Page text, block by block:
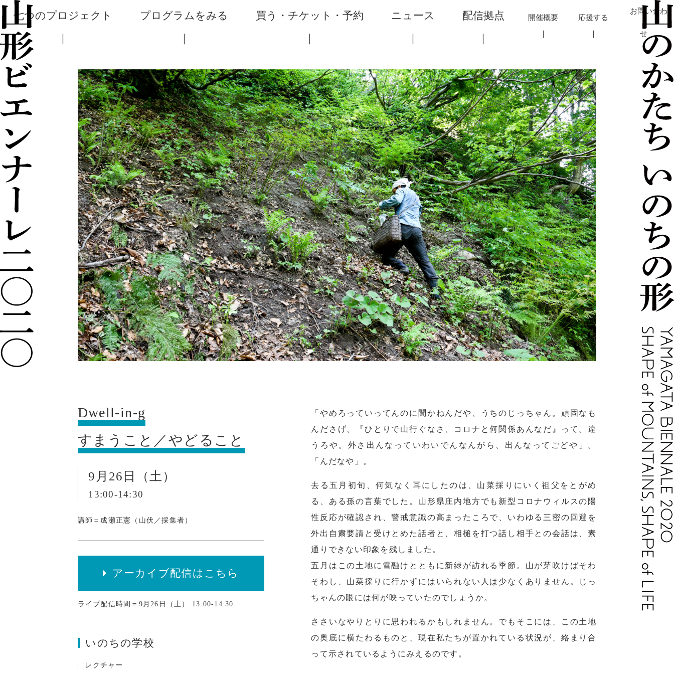
七つのプロジェクト プログラムをみる 買う・チケット・予約 ニュース 配信拠点 開催概要 応援する
お問い合わ
せ
Dwell-in-g
すまうこと／やどること
9月26日（土）
13:00-14:30
講師＝成瀬正憲（山伏／採集者）
アーカイブ配信はこちら
ライブ配信時間＝9月26日（土） 13:00-14:30
いのちの学校
レクチャー
「やめろっていってんのに聞かねんだや、うちのじっちゃん。頑固なも
んださげ、『ひとりで山行ぐなさ、コロナと何関係あんなだ』って。違
うろや。外さ出んなっていわいでんなんがら、出んなってごどや」。
「んだなや」。
去る五月初旬、何気なく耳にしたのは、山菜採りにいく祖父をとがめ
る、ある孫の言葉でした。山形県庄内地方でも新型コロナウィルスの陽
性反応が確認され、警戒意識の高まったころで、いわゆる三密の回避を
外出自粛要請と受けとめた話者と、相槌を打つ話し相手との会話は、素
通りできない印象を残しました。
五月はこの土地に雪融けとともに新緑が訪れる季節。山が芽吹けばそわ
そわし、山菜採りに行かずにはいられない人は少なくありません。じっ
ちゃんの眼には何が映っていたのでしょうか。
ささいなやりとりに思われるかもしれません。でもそこには、この土地
の奥底に横たわるものと、現在私たちが置かれている状況が、絡まり合
って示されているようにみえるのです。